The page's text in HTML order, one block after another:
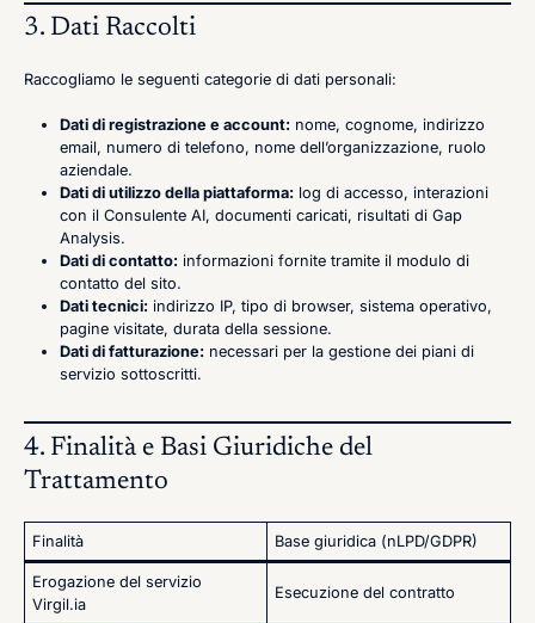
3. Dati Raccolti
Raccogliamo le seguenti categorie di dati personali:
Dati di registrazione e account: nome, cognome, indirizzo
email, numero di telefono, nome dell’organizzazione, ruolo
aziendale.
Dati di utilizzo della piattaforma: log di accesso, interazioni
con il Consulente AI, documenti caricati, risultati di Gap
Analysis.
Dati di contatto: informazioni fornite tramite il modulo di
contatto del sito.
Dati tecnici: indirizzo IP, tipo di browser, sistema operativo,
pagine visitate, durata della sessione.
Dati di fatturazione: necessari per la gestione dei piani di
servizio sottoscritti.
4. Finalità e Basi Giuridiche del
Trattamento
Finalità Base giuridica (nLPD/GDPR)
Erogazione del servizio
Virgil.ia
Esecuzione del contratto